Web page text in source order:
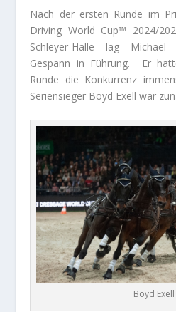
Nach der ersten Runde im
Driving World Cup™ 2024/
Schleyer-Halle lag
Gespann in Führung. Er
Runde die Konkurrenz
Seriensieger Boyd Exell war
Boyd Exell